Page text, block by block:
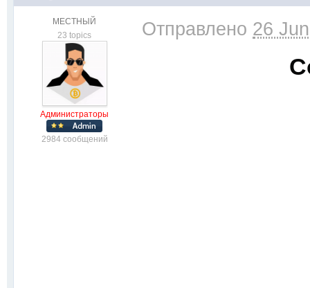
МЕСТНЫЙ
23 topics
Администраторы
2984 сообщений
Отправлено 26